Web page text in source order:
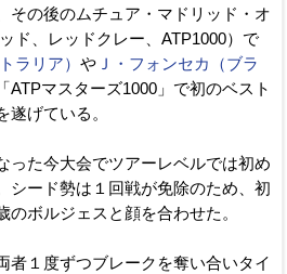
その後のムチュア・マドリッド・オ
ド、レッドクレー、ATP1000）で
ラリア） や Ｊ・フォンセカ（ブラ
ATPマスターズ1000」で初のベスト
遂げている。
った今大会でツアーレベルでは初め
シード勢は１回戦が免除のため、初
ボルジェスと顔を合わせた。
者１度ずつブレークを奪い合いタイ